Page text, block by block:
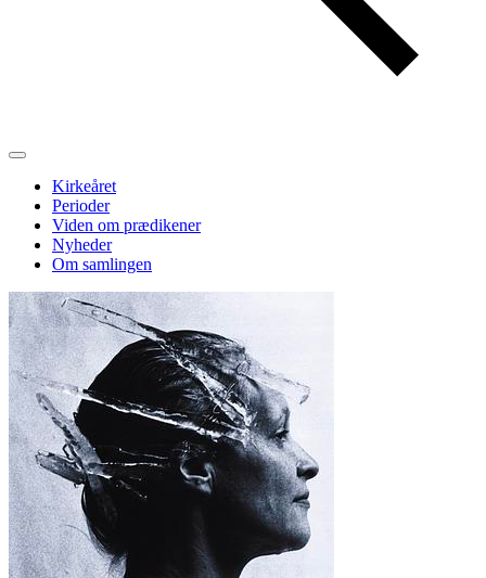
Kirkeåret
Perioder
Viden om prædikener
Nyheder
Om samlingen